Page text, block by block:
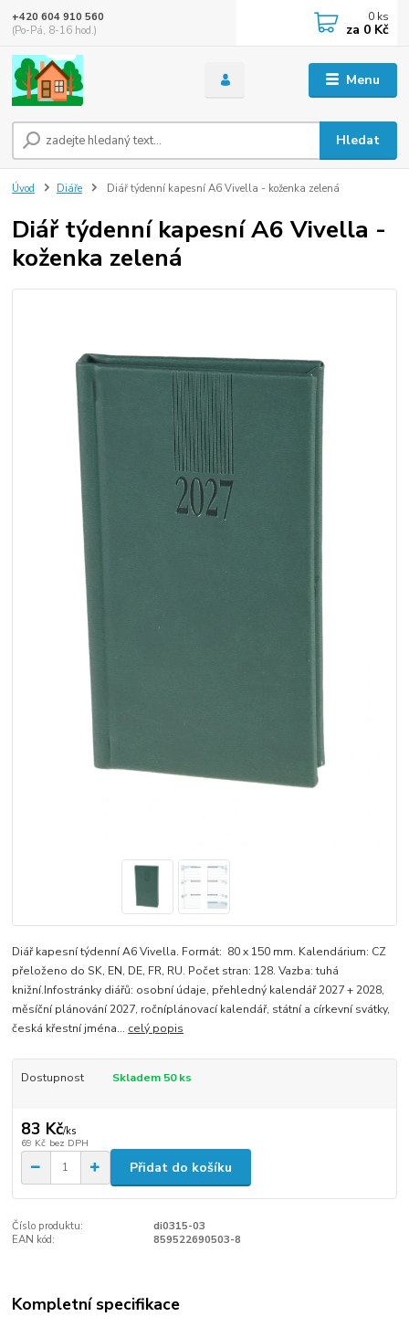
Menu
Hledat
+420 604 910 560
(Po-Pá, 8-16 hod.)
0 ks
za 0 Kč
Úvod Diáře Diář týdenní kapesní A6 Vivella - koženka zelená
Diář týdenní kapesní A6 Vivella -
koženka zelená
Diář kapesní týdenní A6 Vivella. Formát: 80 x 150 mm. Kalendárium: CZ
přeloženo do SK, EN, DE, FR, RU. Počet stran: 128. Vazba: tuhá
knižní.Infostránky diářů: osobní údaje, přehledný kalendář 2027 + 2028,
měsíční plánování 2027, ročníplánovací kalendář, státní a církevní svátky,
česká křestní jména... celý popis
Dostupnost Skladem 50 ks
83 Kč/ks
69 Kč bez DPH
Přidat do košíku
Číslo produktu:
di0315-03
EAN kód:
859522690503-8
Kompletní specifikace